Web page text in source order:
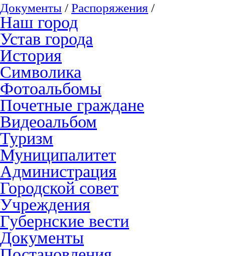
Документы / Распоряжения /
Наш город
Устав города
История
Символика
Фотоальбомы
Почетные граждане
Видеоальбом
Туризм
Муниципалитет
Администрация
Городской совет
Учреждения
Губернские вести
Документы